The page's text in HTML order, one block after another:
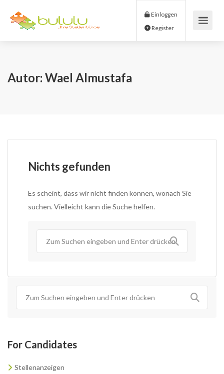
Einloggen
Autor: Wael Almustafa
Nichts gefunden
Es scheint, dass wir nicht finden können, wonach Sie
suchen. Vielleicht kann die Suche helfen.
For Candidates
Stellenanzeigen